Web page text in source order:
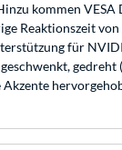
kommen
Reaktionszeit von
für
gedreht